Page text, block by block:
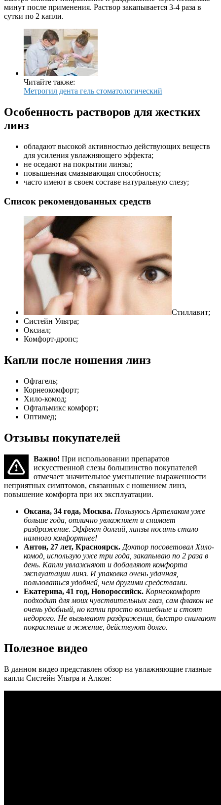
минут после применения. Раствор закапывается 3-4 раза в
сутки по 2 капли.
Читайте также:
Метрогил дента гель стоматологический
Особенность растворов для жестких
линз
обладают высокой активностью действующих веществ
для усиления увлажняющего эффекта;
не оседают на покрытии линзы;
повышенная смазывающая способность;
часто имеют в своем составе натуральную слезу;
Список рекомендованных средств
Стиллавит;
Систейн Ультра;
Оксиал;
Комфорт-дропс;
Капли после ношения линз
Офтагель;
Корнеокомфорт;
Хило-комод;
Офтальмикс комфорт;
Оптимед;
Отзывы покупателей
Важно! При использовании препаратов
искусственной слезы большинство покупателей
отмечает значительное уменьшение выраженности
неприятных симптомов, связанных с ношением линз,
повышение комфорта при их эксплуатации.
Оксана, 34 года, Москва. Пользуюсь Артелаком уже
больше года, отлично увлажняет и снимает
раздражение. Эффект долгий, линзы носить стало
намного комфортнее!
Антон, 27 лет, Красноярск. Доктор посоветовал Хило-
комод, использую уже три года, закапываю по 2 раза в
день. Капли увлажняют и добавляют комфорта
эксплуатации линз. И упаковка очень удачная,
пользоваться удобней, чем другими средствами.
Екатерина, 41 год, Новороссийск. Корнеокомфорт
подходит для моих чувствительных глаз, сам флакон не
очень удобный, но капли просто волшебные и стоят
недорого. Не вызывают раздражения, быстро снимают
покраснение и жжение, действуют долго.
Полезное видео
В данном видео представлен обзор на увлажняющие глазные
капли Систейн Ультра и Алкон: